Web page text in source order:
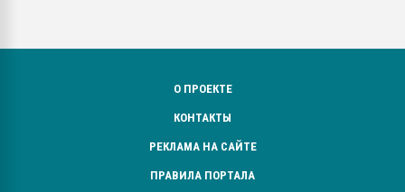
О ПРОЕКТЕ
КОНТАКТЫ
РЕКЛАМА НА САЙТЕ
ПРАВИЛА ПОРТАЛА